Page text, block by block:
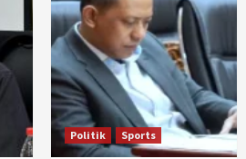
Politik Sports